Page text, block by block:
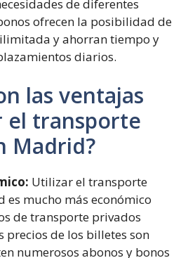
de diferentes
ofrecen la posibilidad de
y ahorran tiempo y
diarios.
las ventajas
el transporte
Madrid?
Utilizar el transporte
mucho más económico
de transporte privados
precios de los billetes son
numerosos abonos y bonos